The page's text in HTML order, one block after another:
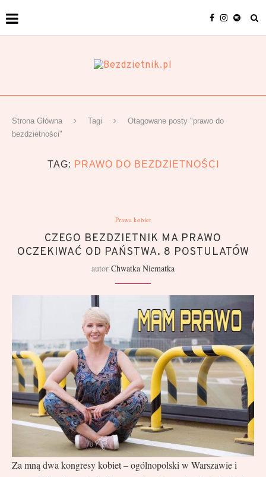
Strona Główna Tagi
Otagowane posty "prawo do
bezdzietności"
TAG: PRAWO DO BEZDZIETNOŚCI
Prawa kobiet
CZEGO BEZDZIETNIK MA PRAWO
OCZEKIWAĆ OD PAŃSTWA. 8 POSTULATÓW
autor Chwatka Niematka
Za mną dwa kongresy kobiet – ogólnopolski w Warszawie i